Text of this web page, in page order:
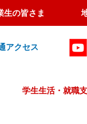
生の皆さま
アクセス
学生生活・就職